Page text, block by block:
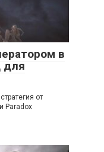
в
для
от
Paradox